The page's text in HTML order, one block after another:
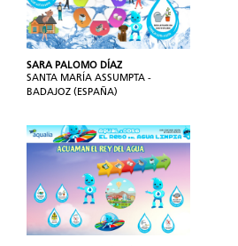
SARA PALOMO DÍAZ
SANTA MARÍA ASSUMPTA -
BADAJOZ (ESPAÑA)